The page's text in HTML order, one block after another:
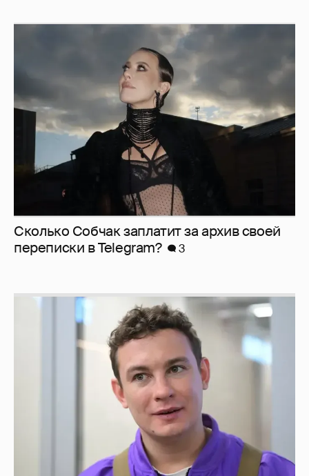
Сколько Собчак заплатит за архив своей
перeписки в Telegram?
3